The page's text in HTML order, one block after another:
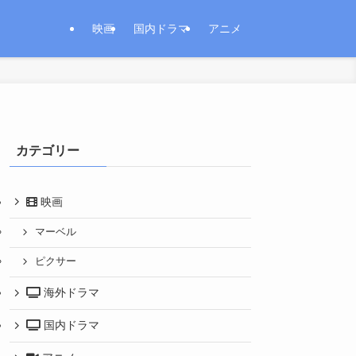
映画 国内ドラマ アニメ
カテゴリー
映画
マーベル
ピクサー
海外ドラマ
国内ドラマ